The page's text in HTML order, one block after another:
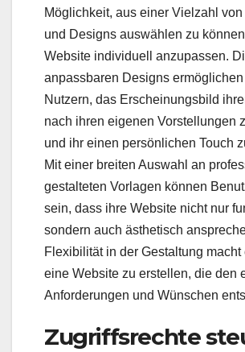
Möglichkeit, aus einer Vielzahl
und Designs auswählen zu
Website individuell anzupassen.
anpassbaren Designs
Nutzern, das Erscheinungsbild
nach ihren eigenen Vorstellungen
und ihr einen persönlichen Touch
Mit einer breiten Auswahl an
gestalteten Vorlagen können
sein, dass ihre Website nicht nur
sondern auch ästhetisch
Flexibilität in der Gestaltung macht
eine Website zu erstellen, die den
Anforderungen und Wünschen
Zugriffsrechte